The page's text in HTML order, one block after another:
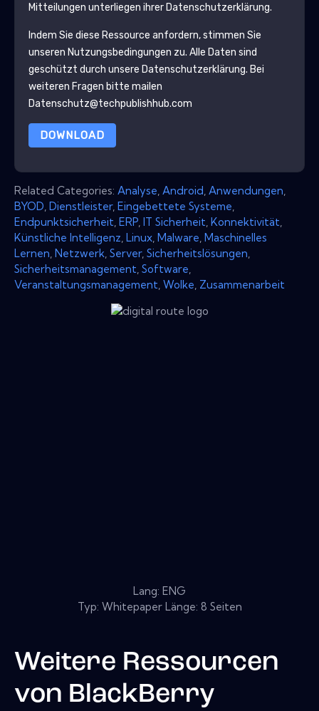
Mitteilungen unterliegen ihrer Datenschutzerklärung.
Indem Sie diese Ressource anfordern, stimmen Sie
unseren Nutzungsbedingungen zu. Alle Daten sind
geschützt durch unsere Datenschutzerklärung. Bei
weiteren Fragen bitte mailen
Datenschutz@techpublishhub.com
DOWNLOAD
Related Categories: Analyse Android Anwendungen
BYOD Dienstleister, Eingebettete Systeme
Endpunktsicherheit ERP IT Sicherheit Konnektivität
Künstliche Intelligenz Linux Malware Maschinelles
Lernen Netzwerk Server, Sicherheitslösungen
Sicherheitsmanagement Software
Veranstaltungsmanagement Wolke Zusammenarbeit
Lang: ENG
Typ: Whitepaper Länge: 8 Seiten
Weitere Ressourcen
von BlackBerry